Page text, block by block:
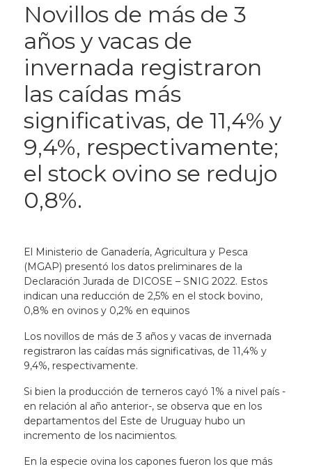
Novillos de más de 3
años y vacas de
invernada registraron
las caídas más
significativas, de 11,4% y
9,4%, respectivamente;
el stock ovino se redujo
0,8%.
El Ministerio de Ganadería, Agricultura y Pesca
(MGAP) presentó los datos preliminares de la
Declaración Jurada de DICOSE – SNIG 2022. Estos
indican una reducción de 2,5% en el stock bovino,
0,8% en ovinos y 0,2% en equinos
Los novillos de más de 3 años y vacas de invernada
registraron las caídas más significativas, de 11,4% y
9,4%, respectivamente.
Si bien la producción de terneros cayó 1% a nivel país -
en relación al año anterior-, se observa que en los
departamentos del Este de Uruguay hubo un
incremento de los nacimientos.
En la especie ovina los capones fueron los que más